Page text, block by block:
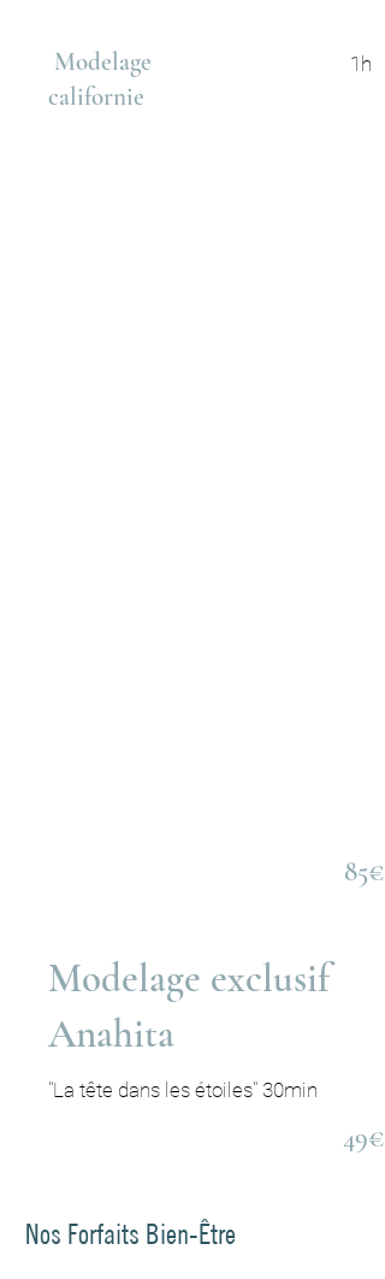
Modelage
californie
1h
85€
Modelage exclusif
Anahita
"La tête dans les étoiles" 30min
49€
Nos Forfaits Bien-Être